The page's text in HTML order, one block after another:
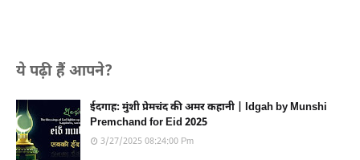
ये पढ़ी हैं आपने?
ईदगाह: मुंशी प्रेमचंद की अमर कहानी | Idgah by Munshi
Premchand for Eid 2025
3/27/2025 08:24:00 Pm